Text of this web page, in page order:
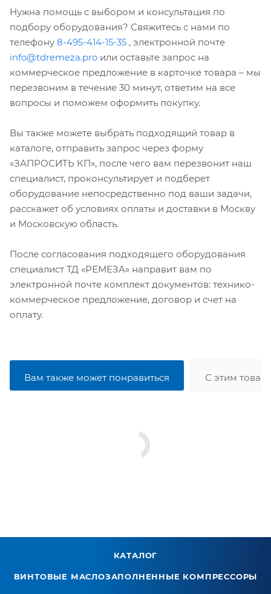
Нужна помощь с выбором и консультация по
подбору оборудования? Свяжитесь с нами по
телефону 8-495-414-15-35 , электронной почте
info@tdremeza.pro или оставьте запрос на
коммерческое предложение в карточке товара – мы
перезвоним в течение 30 минут, ответим на все
вопросы и поможем оформить покупку.
Вы также можете выбрать подходящий товар в
каталоге, отправить запрос через форму
«ЗАПРОСИТЬ КП», после чего вам перезвонит наш
специалист, проконсультирует и подберет
оборудование непосредственно под ваши задачи,
расскажет об условиях оплаты и доставки в Москву
и Московскую область.
После согласования подходящего оборудования
специалист ТД «РЕМЕЗА» направит вам по
электронной почте комплект документов: технико-
коммерческое предложение, договор и счет на
оплату.
Вам также может понравиться С этим
КАТАЛОГ
ВИНТОВЫЕ МАСЛОЗАПОЛНЕННЫЕ КОМПРЕССОРЫ